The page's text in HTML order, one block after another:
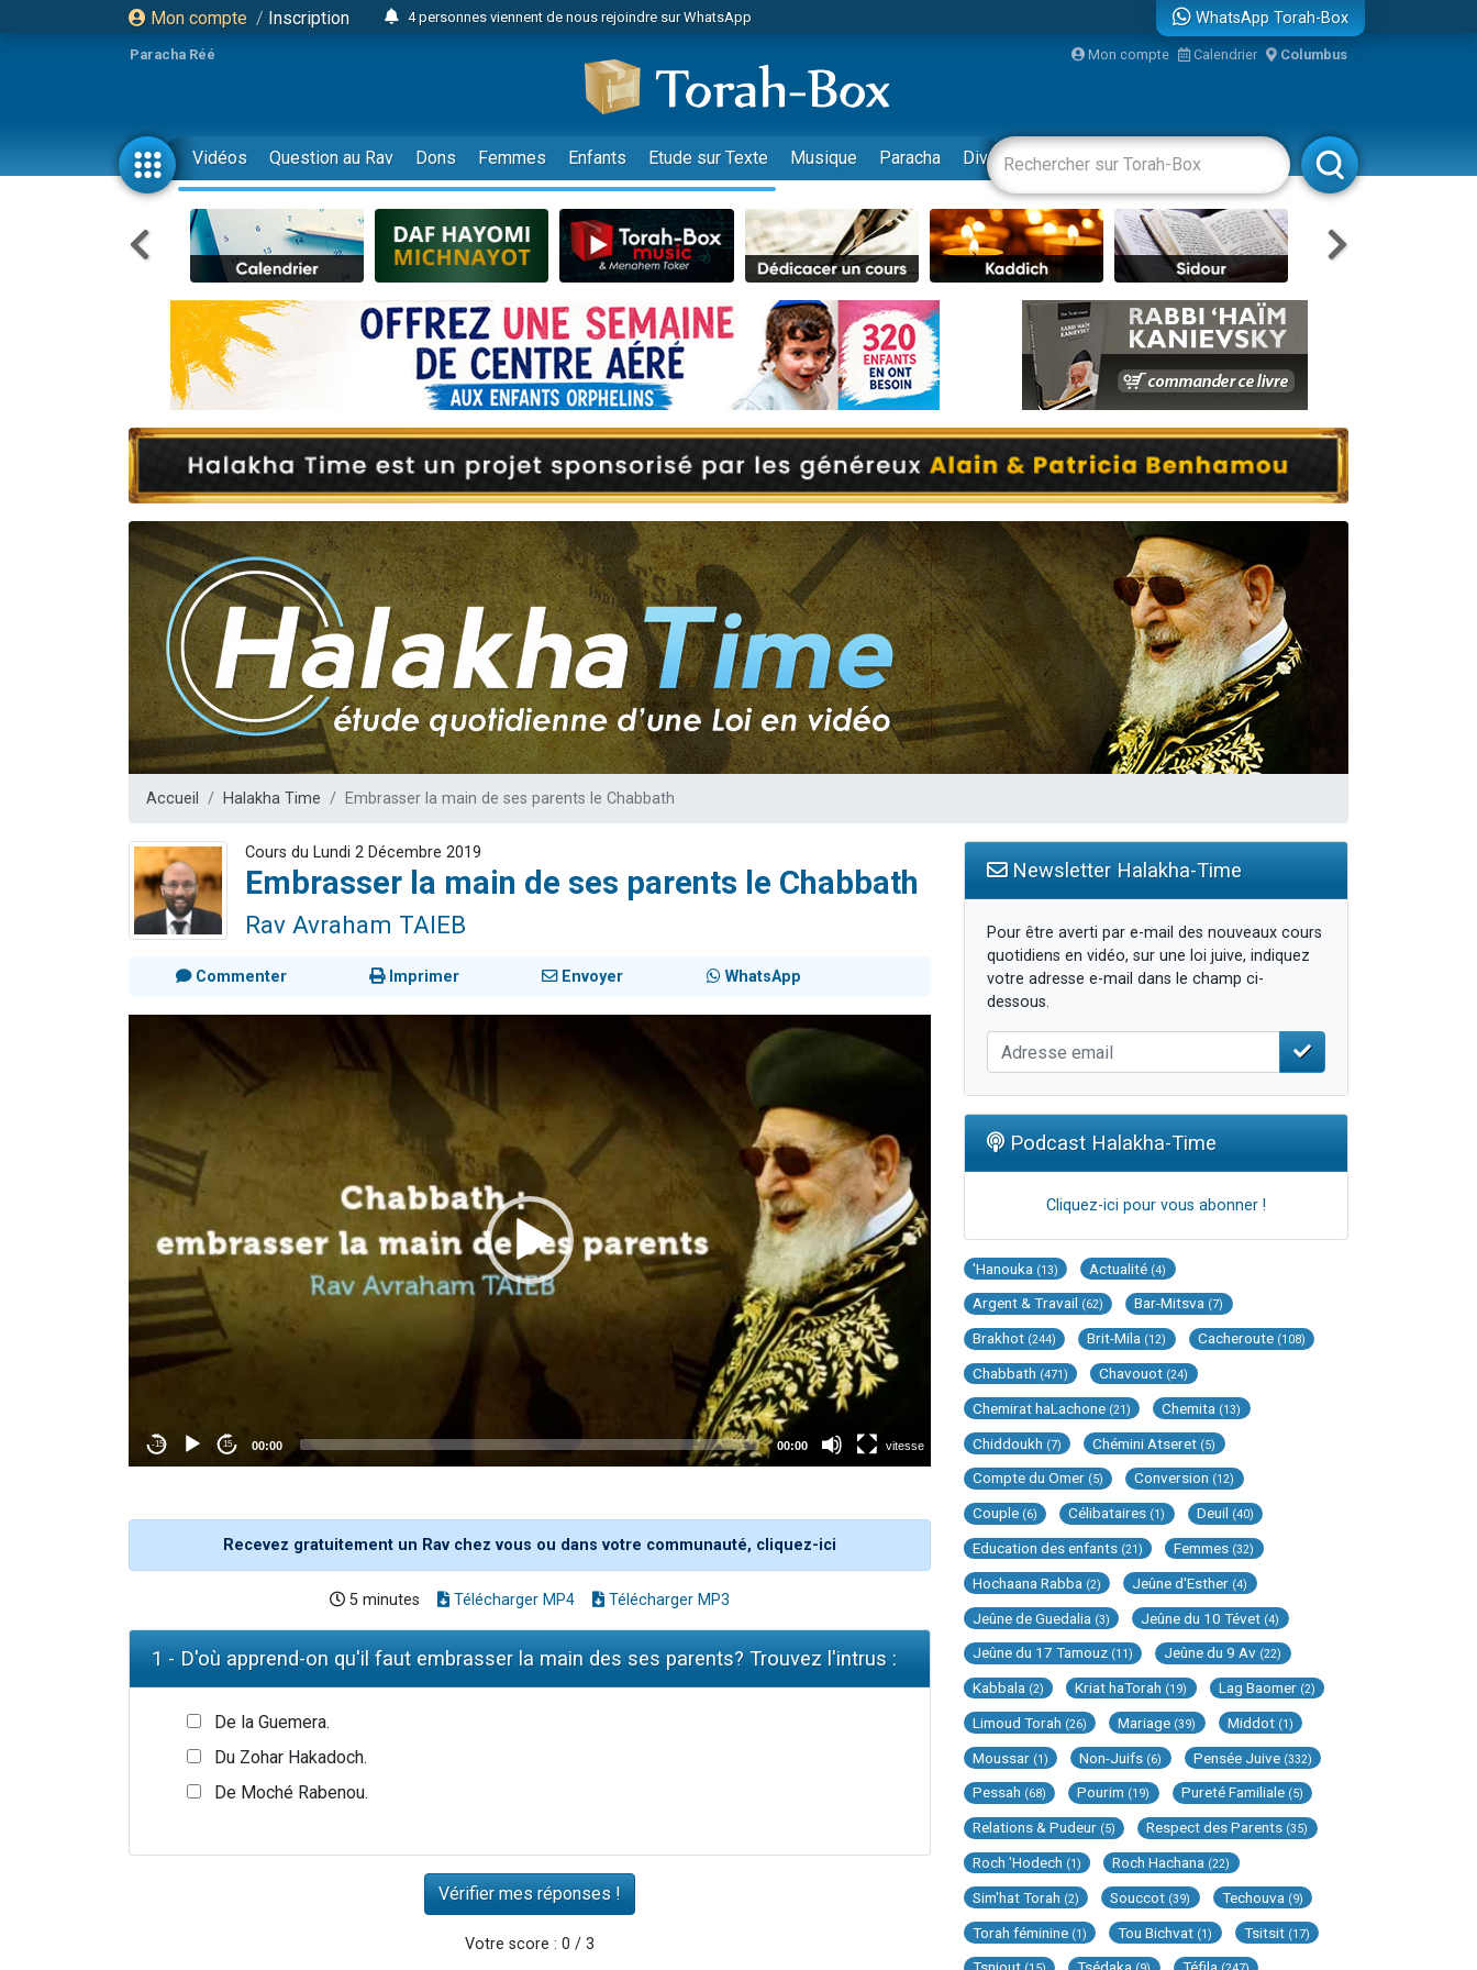
Mon compte / Inscription
4 personnes viennent de nous rejoindre sur WhatsApp
Odaya vient de donner son Maasser
3 personnes viennent de faire un don pour 5 jours de vacances aux Orphelins
3 personnes viennent de faire un don pour Diane, 80 ans, dans un appartement insalubre
13 personnes viennent de demander une bénédiction
2 personnes viennent de nous rejoindre sur WhatsApp
30 personnes viennent de faire un don pour Sauvez la jambe de Yohan
Il reste 49 places pour étudier en groupe sur Zoom
12 nouvelles musiques dans Torah-Box Music
3 personnes viennent de nous rejoindre sur WhatsApp
2 personnes viennent de nous rejoindre sur WhatsApp
3 personnes viennent de nous rejoindre sur WhatsApp
8 personnes viennent de faire un don pour Tsédaka : pauvres d'Israel
61 personnes viennent de demander une bénédiction
Ariel vient de donner son Maasser
Il reste 49 places pour étudier en groupe sur Zoom
Eva vient de donner son Maasser
WhatsApp Torah-Box
Paracha Réé Mon compte Calendrier Columbus
Vidéos Question au Rav Dons Femmes Enfants Etude sur Texte Musique Paracha Divertissements Livres Rabbanim
Accueil Halakha Time Embrasser la main de ses parents le Chabbath
Cours du Lundi 2 Décembre 2019
Embrasser la main de ses parents le Chabbath
Rav Avraham TAIEB
Commenter Imprimer Envoyer WhatsApp
Recevez gratuitement un Rav chez vous ou dans votre communauté, cliquez-ici
5 minutes Télécharger MP4 Télécharger MP3
1 - D'où apprend-on qu'il faut embrasser la main des ses parents? Trouvez l'intrus :
De la Guemera.
Du Zohar Hakadoch.
De Moché Rabenou.
Votre score : 0 / 3
Newsletter Halakha-Time
Pour être averti par e-mail des nouveaux cours
quotidiens en vidéo, sur une loi juive, indiquez
votre adresse e-mail dans le champ ci-
dessous.
Podcast Halakha-Time
Cliquez-ici pour vous abonner !
'Hanouka (13) Actualité (4)
Argent & Travail (62) Bar-Mitsva (7)
Brakhot (244) Brit-Mila (12) Cacheroute (108)
Chabbath (471) Chavouot (24)
Chemirat haLachone (21) Chemita (13)
Chiddoukh (7) Chémini Atseret (5)
Compte du Omer (5) Conversion (12)
Couple (6) Célibataires (1) Deuil (40)
Education des enfants (21) Femmes (32)
Hochaana Rabba (2) Jeûne d'Esther (4)
Jeûne de Guedalia (3) Jeûne du 10 Tévet (4)
Jeûne du 17 Tamouz (11) Jeûne du 9 Av (22)
Kabbala (2) Kriat haTorah (19) Lag Baomer (2)
Limoud Torah (26) Mariage (39) Middot (1)
Moussar (1) Non-Juifs (6) Pensée Juive (332)
Pessah (68) Pourim (19) Pureté Familiale (5)
Relations & Pudeur (5) Respect des Parents (35)
Roch 'Hodech (1) Roch Hachana (22)
Sim'hat Torah (2) Souccot (39) Techouva (9)
Torah féminine (1) Tou Bichvat (1) Tsitsit (17)